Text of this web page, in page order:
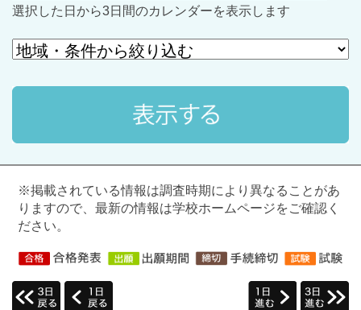
選択した日から3日間のカレンダーを表示します
※掲載されている情報は調査時期により異なることがあ
りますので、最新の情報は学校ホームページをご確認く
ださい。